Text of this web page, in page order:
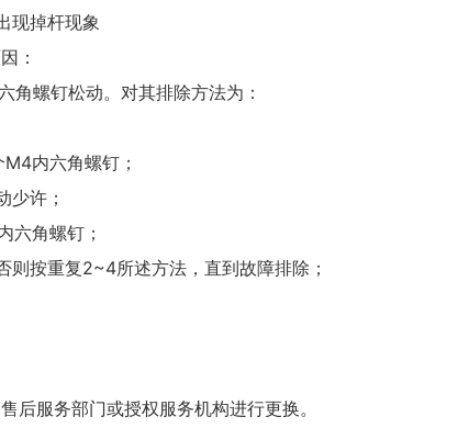
现掉杆现象
：
角螺钉松动。对其排除方法为：
内六角螺钉；
少许；
六角螺钉；
则按重复2~4所述方法，直到故障排除；
后服务部门或授权服务机构进行更换。